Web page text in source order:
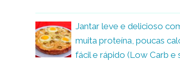
Jantar leve e delicioso
muita proteína, poucas
fácil e rápido (Low Carb e